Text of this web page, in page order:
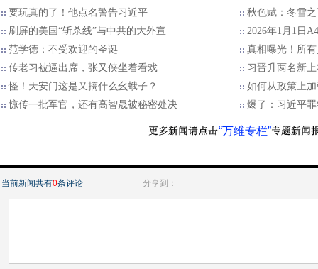
要玩真的了！他点名警告习近平
秋色赋：冬雪
刷屏的美国“斩杀线”与中共的大外宣
2026年1月1日
范学德：不受欢迎的圣诞
真相曝光！所
传老习被逼出席，张又侠坐着看戏
习晋升两名新
怪！天安门这是又搞什么幺蛾子？
如何从政策上
惊传一批军官，还有高智晟被秘密处决
爆了：习近平
“万维专栏”
当前新闻共有0条评论 分享到：